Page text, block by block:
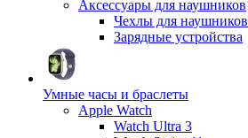
Аксессуары для наушников
Чехлы для наушников
Зарядные устройства
Умные часы и браслеты
Apple Watch
Watch Ultra 3